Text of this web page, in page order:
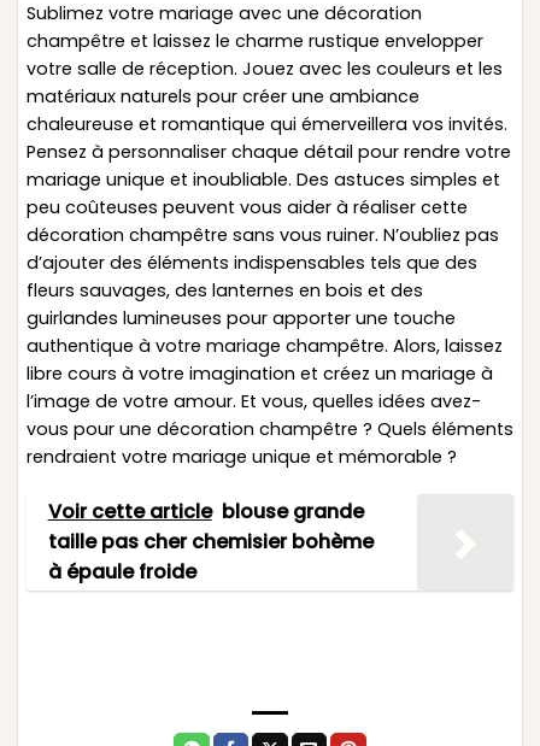
Sublimez votre mariage avec une décoration
champêtre et laissez le charme rustique envelopper
votre salle de réception. Jouez avec les couleurs et les
matériaux naturels pour créer une ambiance
chaleureuse et romantique qui émerveillera vos invités.
Pensez à personnaliser chaque détail pour rendre votre
mariage unique et inoubliable. Des astuces simples et
peu coûteuses peuvent vous aider à réaliser cette
décoration champêtre sans vous ruiner. N’oubliez pas
d’ajouter des éléments indispensables tels que des
fleurs sauvages, des lanternes en bois et des
guirlandes lumineuses pour apporter une touche
authentique à votre mariage champêtre. Alors, laissez
libre cours à votre imagination et créez un mariage à
l’image de votre amour. Et vous, quelles idées avez-
vous pour une décoration champêtre ? Quels éléments
rendraient votre mariage unique et mémorable ?
Voir cette article blouse grande
taille pas cher chemisier bohème
à épaule froide